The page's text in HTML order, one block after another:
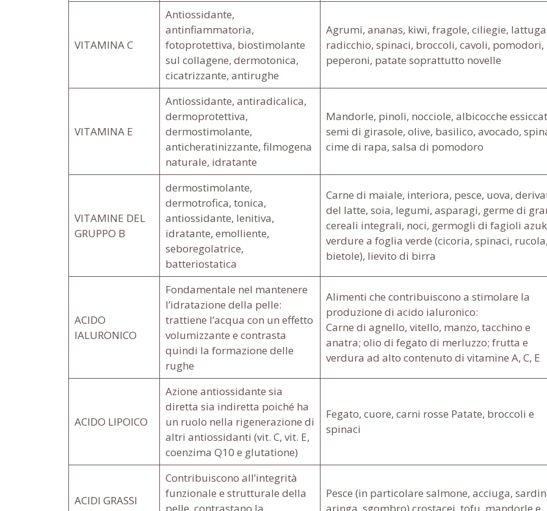
VITAMINA C
Antiossidante,
antinfiammatoria,
fotoprotettiva, biostimolante
sul collagene, dermotonica,
cicatrizzante, antirughe
Agrumi, ananas, kiwi, fragole, ciliegie,
radicchio, spinaci, broccoli, cavoli, pomodori,
peperoni, patate soprattutto novelle
VITAMINA E
Antiossidante, antiradicalica,
dermoprotettiva,
dermostimolante,
anticheratinizzante, filmogena
naturale, idratante
Mandorle, pinoli, nocciole, albicocche
semi di girasole, olive, basilico, avocado,
cime di rapa, salsa di pomodoro
VITAMINE DEL
GRUPPO B
dermostimolante,
dermotrofica, tonica,
antiossidante, lenitiva,
idratante, emolliente,
seboregolatrice,
batteriostatica
Carne di maiale, interiora, pesce, uova,
del latte, soia, legumi, asparagi, germe di
cereali integrali, noci, germogli di fagioli
verdure a foglia verde (cicoria, spinaci,
bietole), lievito di birra
ACIDO
IALURONICO
Fondamentale nel mantenere
l’idratazione della pelle:
trattiene l’acqua con un effetto
volumizzante e contrasta
quindi la formazione delle
rughe
Alimenti che contribuiscono a stimolare la
produzione di acido ialuronico:
Carne di agnello, vitello, manzo, tacchino e
anatra; olio di fegato di merluzzo; frutta e
verdura ad alto contenuto di vitamine A, C, E
ACIDO LIPOICO
Azione antiossidante sia
diretta sia indiretta poiché ha
un ruolo nella rigenerazione di
altri antiossidanti (vit. C, vit. E,
coenzima Q10 e glutatione)
Fegato, cuore, carni rosse Patate, broccoli e
spinaci
ACIDI GRASSI
Contribuiscono all’integrità
funzionale e strutturale della
Pesce (in particolare salmone, acciuga,